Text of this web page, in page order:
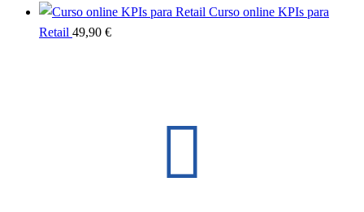
Curso online KPIs para
Retail 49,90 €